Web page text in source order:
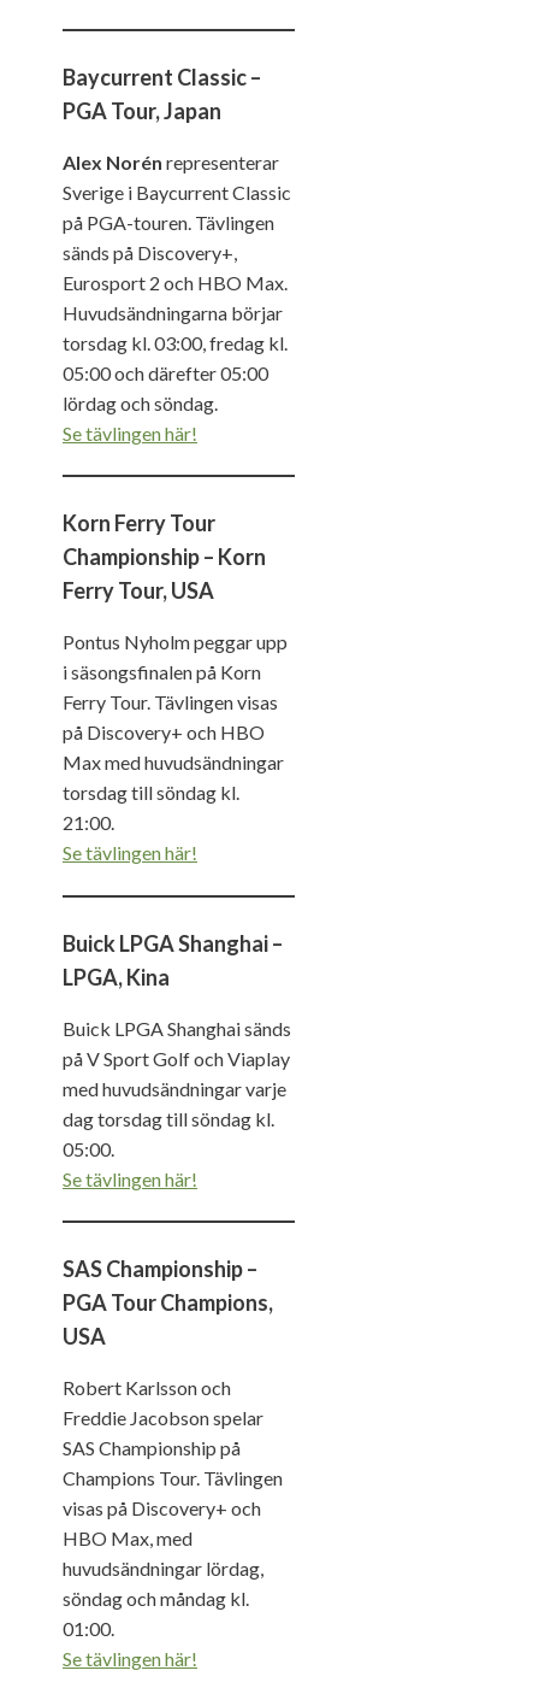
Baycurrent Classic –
PGA Tour, Japan
Alex Norén representerar
Sverige i Baycurrent Classic
på PGA-touren. Tävlingen
sänds på Discovery+,
Eurosport 2 och HBO Max.
Huvudsändningarna börjar
torsdag kl. 03:00, fredag kl.
05:00 och därefter 05:00
lördag och söndag.
Se tävlingen här!
Korn Ferry Tour
Championship – Korn
Ferry Tour, USA
Pontus Nyholm peggar upp
i säsongsfinalen på Korn
Ferry Tour. Tävlingen visas
på Discovery+ och HBO
Max med huvudsändningar
torsdag till söndag kl.
21:00.
Se tävlingen här!
Buick LPGA Shanghai –
LPGA, Kina
Buick LPGA Shanghai sänds
på V Sport Golf och Viaplay
med huvudsändningar varje
dag torsdag till söndag kl.
05:00.
Se tävlingen här!
SAS Championship –
PGA Tour Champions,
USA
Robert Karlsson och
Freddie Jacobson spelar
SAS Championship på
Champions Tour. Tävlingen
visas på Discovery+ och
HBO Max, med
huvudsändningar lördag,
söndag och måndag kl.
01:00.
Se tävlingen här!